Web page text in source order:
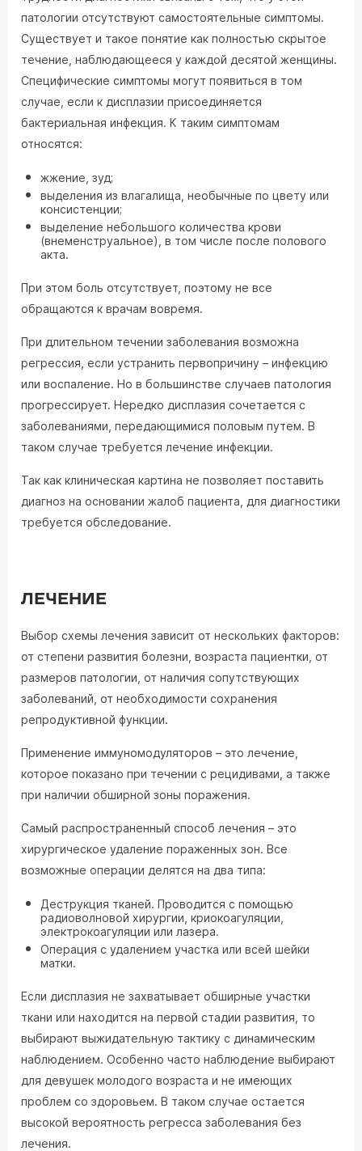
патологии отсутствуют самостоятельные симптомы.
Существует и такое понятие как полностью скрытое
течение, наблюдающееся у каждой десятой женщины.
Специфические симптомы могут появиться в том
случае, если к дисплазии присоединяется
бактериальная инфекция. К таким симптомам
относятся:
жжение, зуд;
выделения из влагалища, необычные по цвету или
консистенции;
выделение небольшого количества крови
(внеменструальное), в том числе после полового
акта.
При этом боль отсутствует, поэтому не все
обращаются к врачам вовремя.
При длительном течении заболевания возможна
регрессия, если устранить первопричину – инфекцию
или воспаление. Но в большинстве случаев патология
прогрессирует. Нередко дисплазия сочетается с
заболеваниями, передающимися половым путем. В
таком случае требуется лечение инфекции.
Так как клиническая картина не позволяет поставить
диагноз на основании жалоб пациента, для диагностики
требуется обследование.
ЛЕЧЕНИЕ
Выбор схемы лечения зависит от нескольких факторов:
от степени развития болезни, возраста пациентки, от
размеров патологии, от наличия сопутствующих
заболеваний, от необходимости сохранения
репродуктивной функции.
Применение иммуномодуляторов – это лечение,
которое показано при течении с рецидивами, а также
при наличии обширной зоны поражения.
Самый распространенный способ лечения – это
хирургическое удаление пораженных зон. Все
возможные операции делятся на два типа:
Деструкция тканей. Проводится с помощью
радиоволновой хирургии, криокоагуляции,
электрокоагуляции или лазера.
Операция с удалением участка или всей шейки
матки.
Если дисплазия не захватывает обширные участки
ткани или находится на первой стадии развития, то
выбирают выжидательную тактику с динамическим
наблюдением. Особенно часто наблюдение выбирают
для девушек молодого возраста и не имеющих
проблем со здоровьем. В таком случае остается
высокой вероятность регресса заболевания без
лечения.